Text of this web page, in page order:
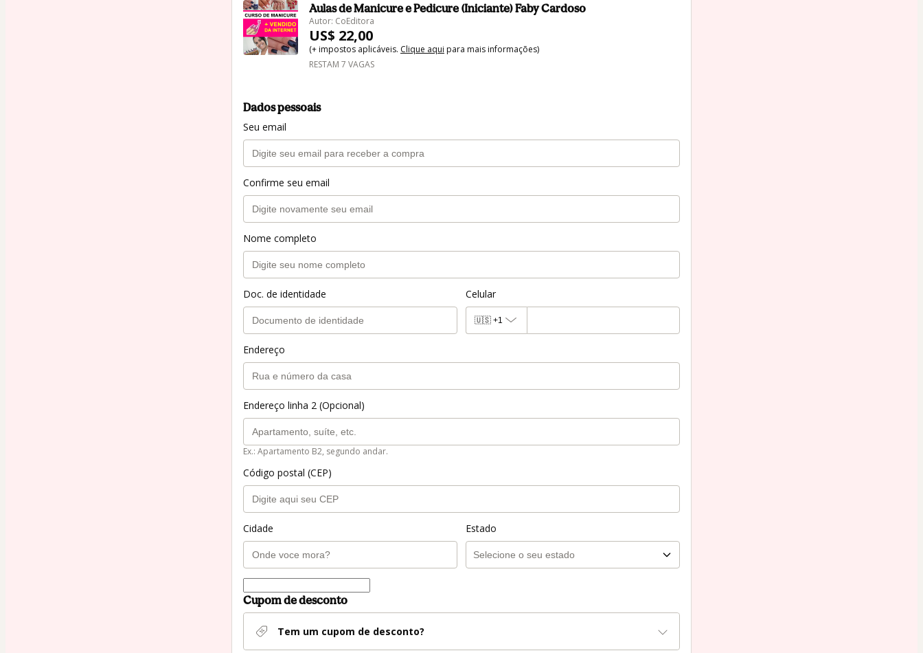
Aulas de Manicure e Pedicure (Iniciante) Faby Cardoso
Autor: CoEditora
US$ 22,00
(+ impostos aplicáveis. Clique aqui para mais informações)
RESTAM 7 VAGAS
Dados pessoais
Seu email
Confirme seu email
Nome completo
Doc. de identidade Celular
🇺🇸 +1
Endereço
Endereço linha 2 (Opcional)
Ex.: Apartamento B2, segundo andar.
Código postal (CEP)
Cidade Estado
Cupom de desconto
Tem um cupom de desconto?